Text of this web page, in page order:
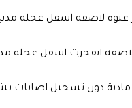
عبوة لاصقة اسفل عجلة
لاصقة انفجرت اسفل عجلة
دون تسجيل اصابات